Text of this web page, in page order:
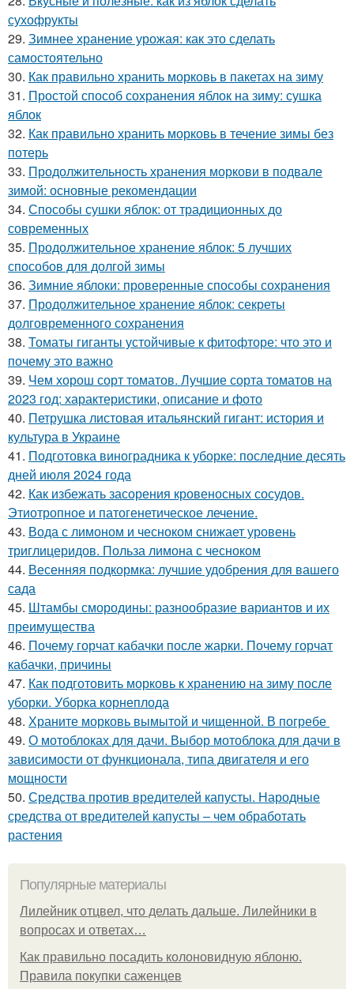
сухофрукты
29. Зимнее хранение урожая: как это сделать
самостоятельно
30. Как правильно хранить морковь в пакетах на зиму
31. Простой способ сохранения яблок на зиму: сушка
яблок
32. Как правильно хранить морковь в течение зимы без
потерь
33. Продолжительность хранения моркови в подвале
зимой: основные рекомендации
34. Способы сушки яблок: от традиционных до
современных
35. Продолжительное хранение яблок: 5 лучших
способов для долгой зимы
36. Зимние яблоки: проверенные способы сохранения
37. Продолжительное хранение яблок: секреты
долговременного сохранения
38. Томаты гиганты устойчивые к фитофторе: что это и
почему это важно
39. Чем хорош сорт томатов. Лучшие сорта томатов на
2023 год: характеристики, описание и фото
40. Петрушка листовая итальянский гигант: история и
культура в Украине
41. Подготовка виноградника к уборке: последние десять
дней июля 2024 года
42. Как избежать засорения кровеносных сосудов.
Этиотропное и патогенетическое лечение.
43. Вода с лимоном и чесноком снижает уровень
триглицеридов. Польза лимона с чесноком
44. Весенняя подкормка: лучшие удобрения для вашего
сада
45. Штамбы смородины: разнообразие вариантов и их
преимущества
46. Почему горчат кабачки после жарки. Почему горчат
кабачки, причины
47. Как подготовить морковь к хранению на зиму после
уборки. Уборка корнеплода
48. Храните морковь вымытой и чищенной. В погребе
49. О мотоблоках для дачи. Выбор мотоблока для дачи в
зависимости от функционала, типа двигателя и его
мощности
50. Средства против вредителей капусты. Народные
средства от вредителей капусты – чем обработать
растения
Популярные материалы
Лилейник отцвел, что делать дальше. Лилейники в
вопросах и ответах…
Как правильно посадить колоновидную яблоню.
Правила покупки саженцев